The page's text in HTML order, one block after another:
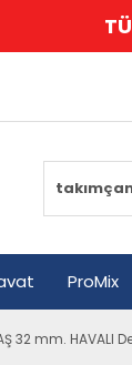
ProMix
32 mm. HAVALI